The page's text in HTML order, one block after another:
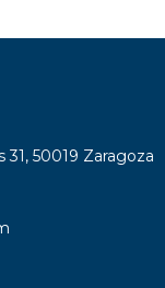
31, 50019 Zaragoza